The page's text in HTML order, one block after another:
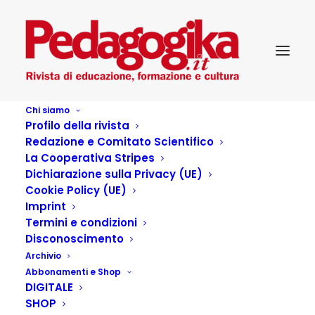
Chi siamo
Profilo della rivista
Redazione e Comitato Scientifico
La Cooperativa Stripes
Dichiarazione sulla Privacy (UE)
Cookie Policy (UE)
Imprint
Termini e condizioni
Disconoscimento
Archivio
Abbonamenti e Shop
DIGITALE
SHOP
Scelti per voi ragazz*
XXI_3
26 APRILE 2018 | IN...PEDAGOGIKA CULTURA
PEDAGOGIKA_XXI_3-SCUOLA E FAMIGLIA:UN'ALLEANZA
POSSIBILE?